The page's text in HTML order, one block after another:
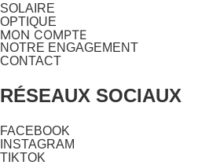
SOLAIRE
OPTIQUE
MON COMPTE
NOTRE ENGAGEMENT
CONTACT
RÉSEAUX SOCIAUX
FACEBOOK
INSTAGRAM
TIKTOK